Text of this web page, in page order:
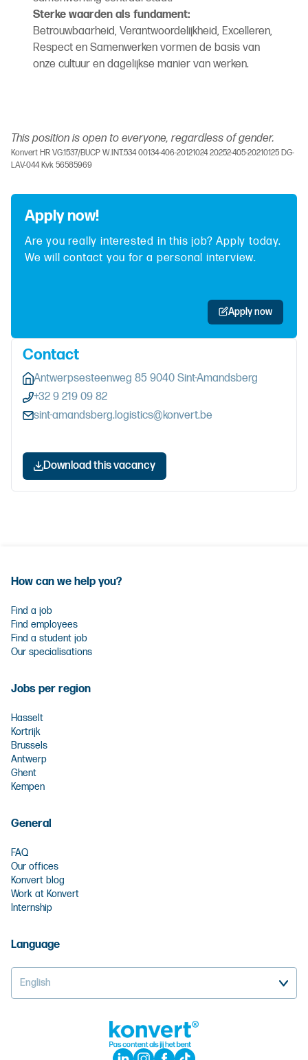
Sterke waarden als fundament:
Betrouwbaarheid, Verantwoordelijkheid, Excelleren,
Respect en Samenwerken vormen de basis van
onze cultuur en dagelijkse manier van werken.
This position is open to everyone, regardless of gender.
Konvert HR VG.1537/BUCP W.INT.534 00134-406-20121024 20252-405-20210125 DG-
LAV-044 Kvk 56585969
Apply now!
Are you really interested in this job? Apply today.
We will contact you for a personal interview.
Apply now
Contact
Antwerpsesteenweg 85 9040 Sint-Amandsberg
+32 9 219 09 82
sint-amandsberg.logistics@konvert.be
Download this vacancy
How can we help you?
Find a job
Find employees
Find a student job
Our specialisations
Jobs per region
Hasselt
Kortrijk
Brussels
Antwerp
Ghent
Kempen
General
FAQ
Our offices
Konvert blog
Work at Konvert
Internship
Language
English